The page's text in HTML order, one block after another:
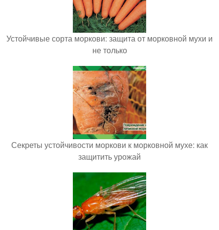
Устойчивые сорта моркови: защита от морковной мухи и
не только
Секреты устойчивости моркови к морковной мухе: как
защитить урожай